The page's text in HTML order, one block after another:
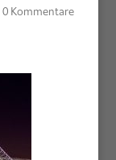
0 Kommentare